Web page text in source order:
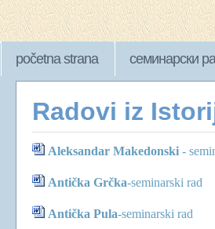
početna strana семинарски
Radovi iz
Aleksandar Makedonski -
Antička Grčka-seminarski rad
Antička Pula-seminarski rad